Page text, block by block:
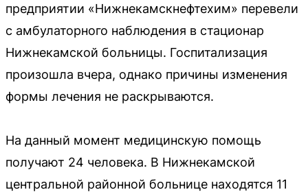
предприятии «Нижнекамскнефтехим» перевели
с амбулаторного наблюдения в стационар
Нижнекамской больницы. Госпитализация
произошла вчера, однако причины изменения
формы лечения не раскрываются.
На данный момент медицинскую помощь
получают 24 человека. В Нижнекамской
центральной районной больнице находятся 11